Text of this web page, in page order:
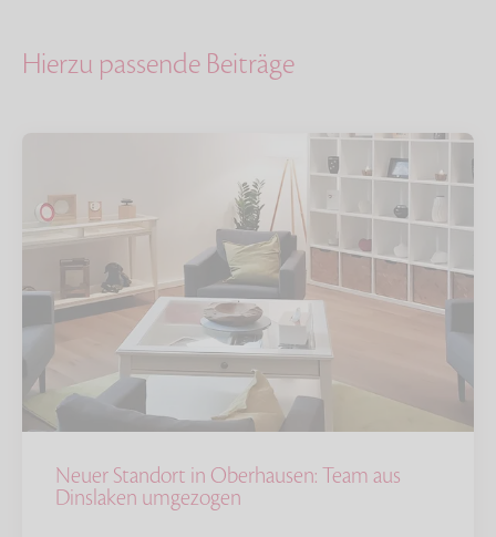
Hierzu passende Beiträge
Neuer Standort in Oberhausen: Team aus
Dinslaken umgezogen